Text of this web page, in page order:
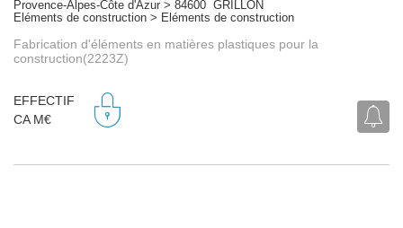
Provence-Alpes-Côte d'Azur > 84600 GRILLON
Eléments de construction > Eléments de construction
Fabrication d'éléments en matières plastiques pour la
construction(2223Z)
EFFECTIF
CA M€